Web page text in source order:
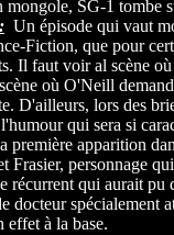
mongole, SG-1 tombe
Un épisode qui vaut
Fiction, que pour
Il faut voir al scène
où O'Neill
D'ailleurs, lors des
qui sera si
première apparition
Frasier, personnage
récurrent qui aurait
docteur spécialement
effet à la base.